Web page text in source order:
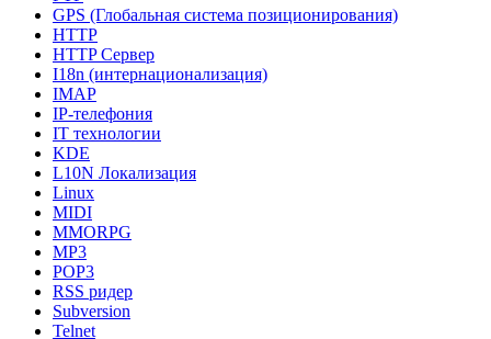
GPS (Глобальная система позиционирования)
HTTP
HTTP Сервер
I18n (интернационализация)
IMAP
IP-телефония
IT технологии
KDE
L10N Локализация
Linux
MIDI
MMORPG
MP3
POP3
RSS ридер
Subversion
Telnet